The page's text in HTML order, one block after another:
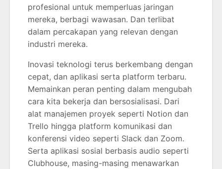
profesional untuk memperluas jaringan
mereka, berbagi wawasan. Dan terlibat
dalam percakapan yang relevan dengan
industri mereka.
Inovasi teknologi terus berkembang dengan
cepat, dan aplikasi serta platform terbaru.
Memainkan peran penting dalam mengubah
cara kita bekerja dan bersosialisasi. Dari
alat manajemen proyek seperti Notion dan
Trello hingga platform komunikasi dan
konferensi video seperti Slack dan Zoom.
Serta aplikasi sosial berbasis audio seperti
Clubhouse, masing-masing menawarkan